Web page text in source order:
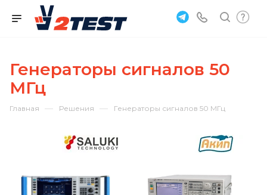
Генераторы сигналов 50
МГц
Главная — Решения — Генераторы сигналов 50 МГц